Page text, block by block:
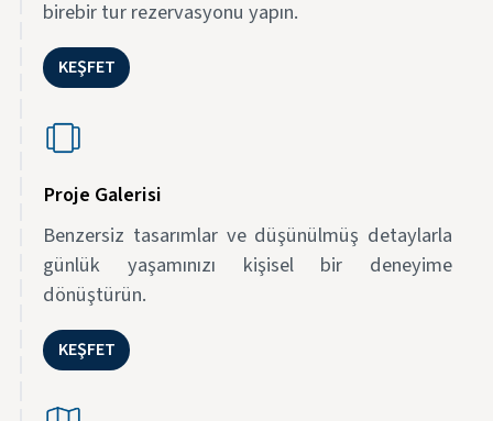
birebir tur rezervasyonu yapın.
KEŞFET
Proje Galerisi
Benzersiz tasarımlar ve düşünülmüş detaylarla
günlük yaşamınızı kişisel bir deneyime
dönüştürün.
KEŞFET